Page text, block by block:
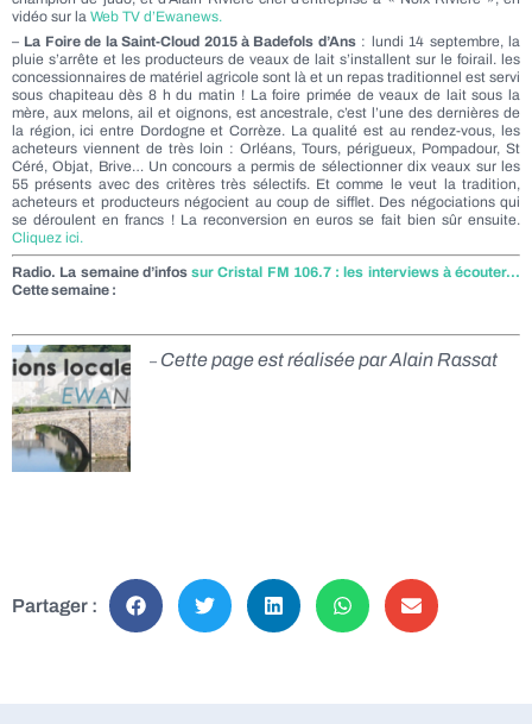
vidéo sur la Web TV d’Ewanews.
– La Foire de la Saint-Cloud 2015 à Badefols d’Ans: lundi 14 septembre, la
pluie s’arrête et les producteurs de veaux de lait s’installent sur le foirail. les
concessionnaires de matériel agricole sont là et un repas traditionnel est servi
sous chapiteau dès 8 h du matin ! La foire primée de veaux de lait sous la
mère, aux melons, ail et oignons, est ancestrale, c’est l’une des dernières de
la région, ici entre Dordogne et Corrèze. La qualité est au rendez-vous, les
acheteurs viennent de très loin : Orléans, Tours, périgueux, Pompadour, St
Céré, Objat, Brive… Un concours a permis de sélectionner dix veaux sur les
55 présents avec des critères très sélectifs. Et comme le veut la tradition,
acheteurs et producteurs négocient au coup de sifflet. Des négociations qui
se déroulent en francs ! La reconversion en euros se fait bien sûr ensuite.
Cliquez ici.
Radio. La semaine d’infos sur Cristal FM 106.7 : les interviews à écouter…
Cette semaine :
– Cette page est réalisée par Alain Rassat
Partager :